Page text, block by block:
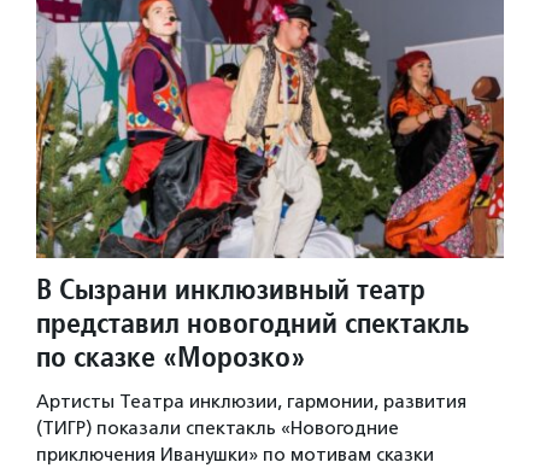
В Сызрани инклюзивный театр
представил новогодний спектакль
по сказке «Морозко»
Артисты Театра инклюзии, гармонии, развития
(ТИГР) показали спектакль «Новогодние
приключения Иванушки» по мотивам сказки